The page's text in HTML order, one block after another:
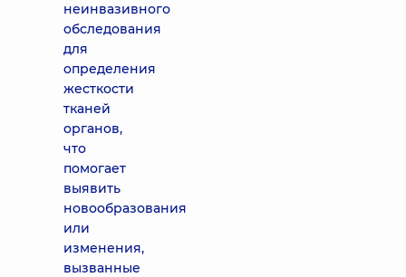
неинвазивного
обследования
для
определения
жесткости
тканей
органов,
что
помогает
выявить
новообразования
или
изменения,
вызванные